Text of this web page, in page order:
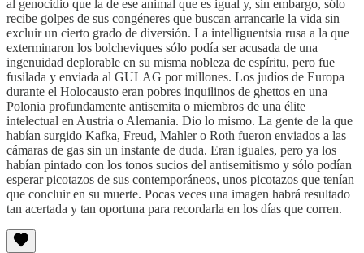
al genocidio que la de ese animal que es igual y, sin embargo, sólo
recibe golpes de sus congéneres que buscan arrancarle la vida sin
excluir un cierto grado de diversión. La intelliguentsia rusa a la que
exterminaron los bolcheviques sólo podía ser acusada de una
ingenuidad deplorable en su misma nobleza de espíritu, pero fue
fusilada y enviada al GULAG por millones. Los judíos de Europa
durante el Holocausto eran pobres inquilinos de ghettos en una
Polonia profundamente antisemita o miembros de una élite
intelectual en Austria o Alemania. Dio lo mismo. La gente de la que
habían surgido Kafka, Freud, Mahler o Roth fueron enviados a las
cámaras de gas sin un instante de duda. Eran iguales, pero ya los
habían pintado con los tonos sucios del antisemitismo y sólo podían
esperar picotazos de sus contemporáneos, unos picotazos que tenían
que concluir en su muerte. Pocas veces una imagen habrá resultado
tan acertada y tan oportuna para recordarla en los días que corren.